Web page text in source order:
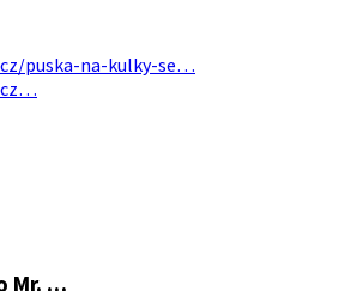
puska-na-kulky-se…
Mr. …